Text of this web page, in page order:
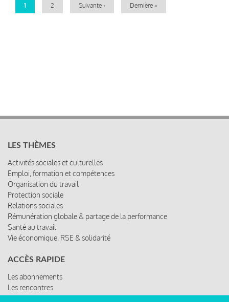
Page
1 Page
2
Page
Suivante ›
Dernière
Dernière »
LES THÈMES
Activités sociales et culturelles
Emploi, formation et compétences
Organisation du travail
Protection sociale
Relations sociales
Rémunération globale & partage de la performance
Santé au travail
Vie économique, RSE & solidarité
ACCÈS RAPIDE
Les abonnements
Les rencontres
Les ressources